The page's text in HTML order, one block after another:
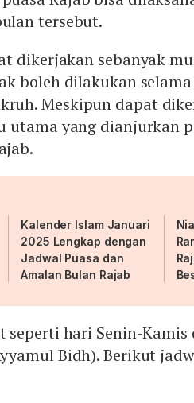
tersebut.
dikerjakan sebanyak
boleh dilakukan
Meskipun dapat
utama yang dianjurkan
Kalender Islam Januari
2025 Lengkap dengan
Jadwal Puasa dan
Amalan Bulan Rajab
seperti hari Senin-Kamis
Bidh). Berikut